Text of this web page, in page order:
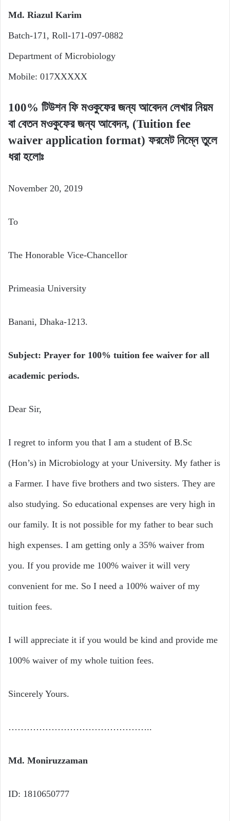
Md. Riazul Karim
Batch-171, Roll-171-097-0882
Department of Microbiology
Mobile: 017XXXXX
100% টিউশন ফি মওকুফের জন্য আবেদন লেখার নিয়ম
বা বেতন মওকুফের জন্য আবেদন, (Tuition fee
waiver application format) ফরমেট নিম্নে তুলে
ধরা হলোঃ
November 20, 2019
To
The Honorable Vice-Chancellor
Primeasia University
Banani, Dhaka-1213.
Subject: Prayer for 100% tuition fee waiver for all
academic periods.
Dear Sir,
I regret to inform you that I am a student of B.Sc
(Hon’s) in Microbiology at your University. My father is
a Farmer. I have five brothers and two sisters. They are
also studying. So educational expenses are very high in
our family. It is not possible for my father to bear such
high expenses. I am getting only a 35% waiver from
you. If you provide me 100% waiver it will very
convenient for me. So I need a 100% waiver of my
tuition fees.
I will appreciate it if you would be kind and provide me
100% waiver of my whole tuition fees.
Sincerely Yours.
………………………………………..
Md. Moniruzzaman
ID: 1810650777